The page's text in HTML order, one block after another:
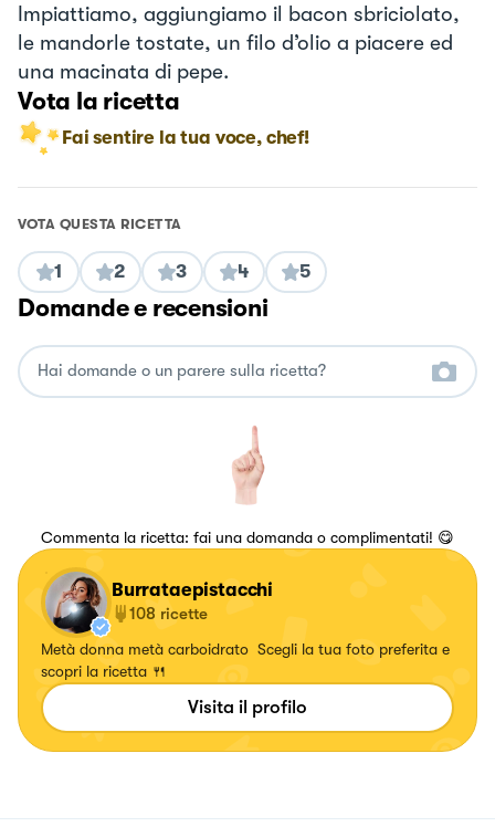
Impiattiamo, aggiungiamo il bacon sbriciolato,
le mandorle tostate, un filo d’olio a piacere ed
una macinata di pepe.
Vota la ricetta
Fai sentire la tua voce, chef!
VOTA QUESTA RICETTA
1 2 3 4 5
Domande e recensioni
Commenta la ricetta: fai una domanda o complimentati! 😋
Burrataepistacchi
108 ricette
Metà donna metà carboidrato Scegli la tua foto preferita e
scopri la ricetta 🍴
Visita il profilo